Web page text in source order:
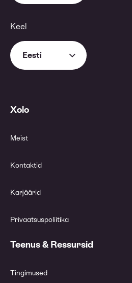
Keel
Eesti
Xolo
Meist
Kontaktid
Karjäärid
Privaatsuspoliitika
Teenus & Ressursid
Tingimused